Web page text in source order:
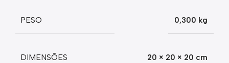
PESO 0,300 kg
DIMENSÕES 20 × 20 × 20 cm